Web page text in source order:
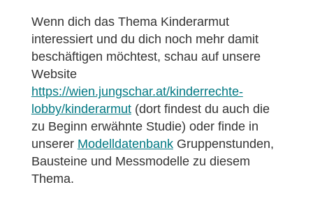
Wenn dich das Thema Kinderarmut
interessiert und du dich noch mehr damit
beschäftigen möchtest, schau auf unsere
Website
https://wien.jungschar.at/kinderrechte-
lobby/kinderarmut(dort findest du auch die
zu Beginn erwähnte Studie) oder finde in
unserer ModelldatenbankGruppenstunden,
Bausteine und Messmodelle zu diesem
Thema.